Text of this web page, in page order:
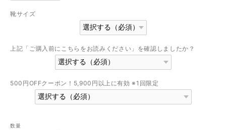
靴サイズ
上記「ご購入前にこちらをお読みください」を確認しましたか？
500円OFFクーポン！5,900円以上に有効 ※1回限定
数量